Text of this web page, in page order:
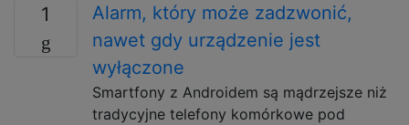
1
Alarm, który może zadzwonić,
nawet gdy urządzenie jest
wyłączone
Smartfony z Androidem są mądrzejsze niż
tradycyjne telefony komórkowe pod